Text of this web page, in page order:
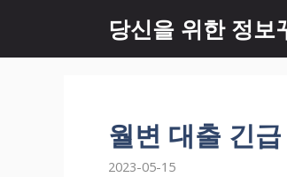
content
당신을 위한 정보
월변 대출 긴
2023-05-15